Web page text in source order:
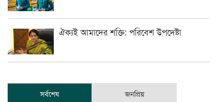
ঐক্যই আমাদের শক্তি: পরিবেশ উপদেষ্টা
সর্বশেষ জনপ্রিয়